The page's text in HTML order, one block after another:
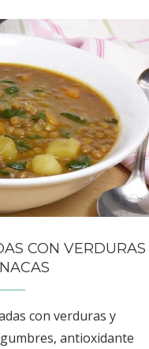
CON VERDURAS
con verduras y
antioxidante